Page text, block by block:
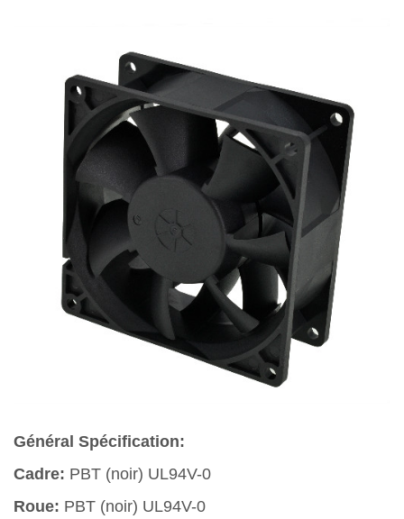
Général Spécification:
Cadre: PBT (noir) UL94V-0
Roue: PBT (noir) UL94V-0